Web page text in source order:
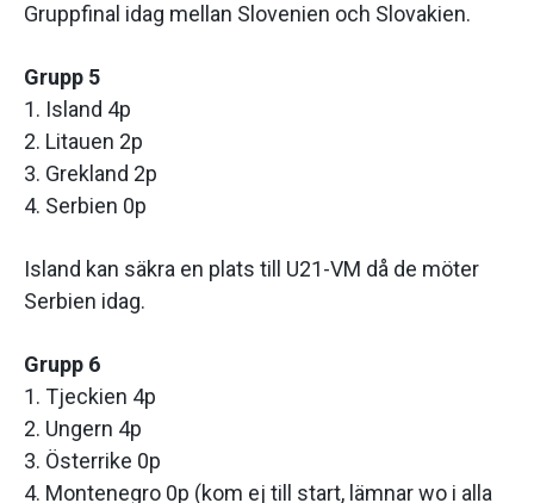
Gruppfinal idag mellan Slovenien och Slovakien.
Grupp 5
1. Island 4p
2. Litauen 2p
3. Grekland 2p
4. Serbien 0p
Island kan säkra en plats till U21-VM då de möter
Serbien idag.
Grupp 6
1. Tjeckien 4p
2. Ungern 4p
3. Österrike 0p
4. Montenegro 0p (kom ej till start, lämnar wo i alla